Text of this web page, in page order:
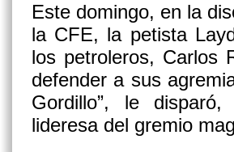
Este domingo, en la
la CFE, la petista
los petroleros, Carlos
defender a sus
Gordillo”, le
lideresa del gremio